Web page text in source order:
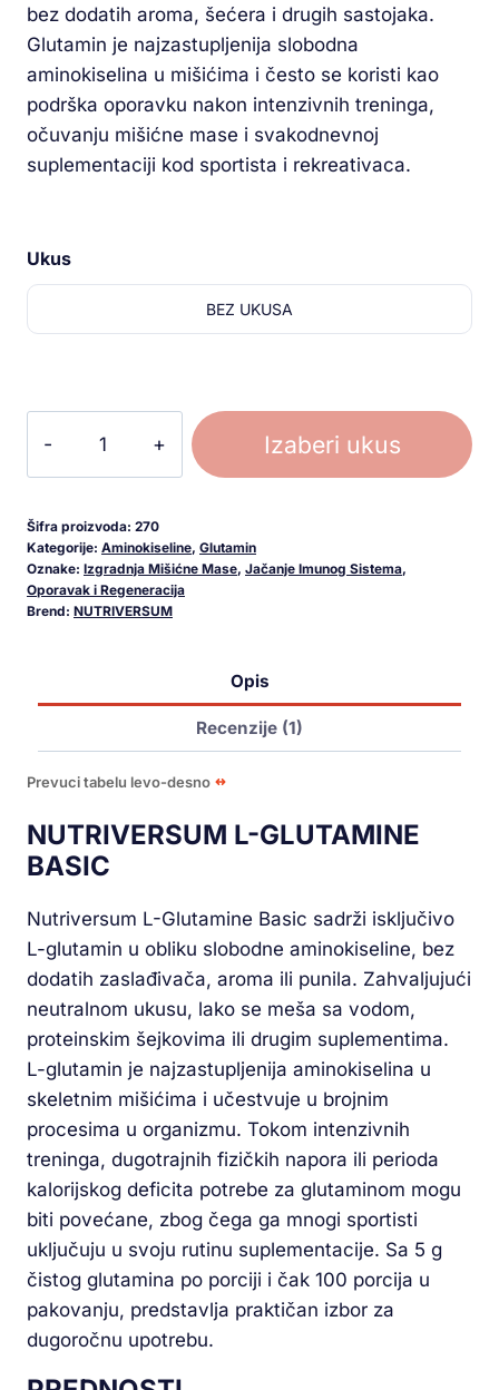
bez dodatih aroma, šećera i drugih sastojaka.
Glutamin je najzastupljenija slobodna
aminokiselina u mišićima i često se koristi kao
podrška oporavku nakon intenzivnih treninga,
očuvanju mišićne mase i svakodnevnoj
suplementaciji kod sportista i rekreativaca.
Ukus
BEZ UKUSA
Izaberi ukus
Šifra proizvoda: 270
Kategorije: Aminokiseline, Glutamin
Oznake: Izgradnja Mišićne Mase, Jačanje Imunog Sistema,
Oporavak i Regeneracija
Brend: NUTRIVERSUM
Opis
Recenzije (1)
Prevuci tabelu levo-desno
NUTRIVERSUM L-GLUTAMINE
BASIC
Nutriversum L-Glutamine Basic sadrži isključivo
L-glutamin u obliku slobodne aminokiseline, bez
dodatih zaslađivača, aroma ili punila. Zahvaljujući
neutralnom ukusu, lako se meša sa vodom,
proteinskim šejkovima ili drugim suplementima.
L-glutamin je najzastupljenija aminokiselina u
skeletnim mišićima i učestvuje u brojnim
procesima u organizmu. Tokom intenzivnih
treninga, dugotrajnih fizičkih napora ili perioda
kalorijskog deficita potrebe za glutaminom mogu
biti povećane, zbog čega ga mnogi sportisti
uključuju u svoju rutinu suplementacije. Sa 5 g
čistog glutamina po porciji i čak 100 porcija u
pakovanju, predstavlja praktičan izbor za
dugoročnu upotrebu.